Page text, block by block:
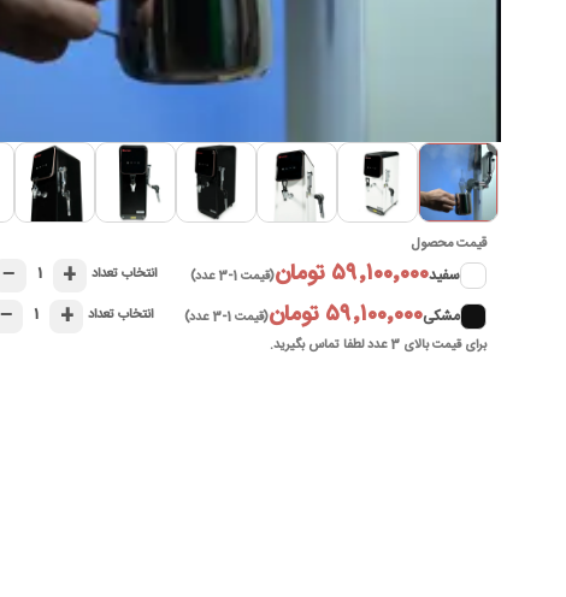
►
قیمت محصول
سفید۵۹٬۱۰۰٬۰۰۰ تومان (قیمت 1-3 عدد) انتخاب تعداد + ۱ −
مشکی۵۹٬۱۰۰٬۰۰۰ تومان (قیمت 1-3 عدد) انتخاب تعداد + ۱ −
برای قیمت بالای 3 عدد لطفا تماس بگیرید.